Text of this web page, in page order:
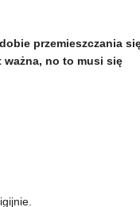
przemieszczania
no to musi się